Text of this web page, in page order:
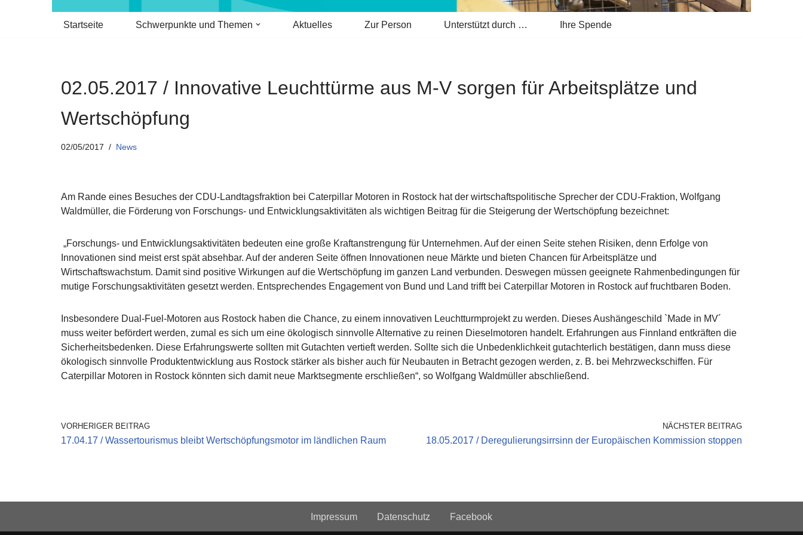
Startseite Schwerpunkte und Themen Aktuelles Zur Person Unterstützt durch … Ihre Spende
02.05.2017 / Innovative Leuchttürme aus M-V sorgen für Arbeitsplätze und
Wertschöpfung
02/05/2017 News
Am Rande eines Besuches der CDU-Landtagsfraktion bei Caterpillar Motoren in Rostock hat der wirtschaftspolitische Sprecher der CDU-Fraktion, Wolfgang
Waldmüller, die Förderung von Forschungs- und Entwicklungsaktivitäten als wichtigen Beitrag für die Steigerung der Wertschöpfung bezeichnet:
„Forschungs- und Entwicklungsaktivitäten bedeuten eine große Kraftanstrengung für Unternehmen. Auf der einen Seite stehen Risiken, denn Erfolge von
Innovationen sind meist erst spät absehbar. Auf der anderen Seite öffnen Innovationen neue Märkte und bieten Chancen für Arbeitsplätze und
Wirtschaftswachstum. Damit sind positive Wirkungen auf die Wertschöpfung im ganzen Land verbunden. Deswegen müssen geeignete Rahmenbedingungen für
mutige Forschungsaktivitäten gesetzt werden. Entsprechendes Engagement von Bund und Land trifft bei Caterpillar Motoren in Rostock auf fruchtbaren Boden.
Insbesondere Dual-Fuel-Motoren aus Rostock haben die Chance, zu einem innovativen Leuchtturmprojekt zu werden. Dieses Aushängeschild `Made in MV´
muss weiter befördert werden, zumal es sich um eine ökologisch sinnvolle Alternative zu reinen Dieselmotoren handelt. Erfahrungen aus Finnland entkräften die
Sicherheitsbedenken. Diese Erfahrungswerte sollten mit Gutachten vertieft werden. Sollte sich die Unbedenklichkeit gutachterlich bestätigen, dann muss diese
ökologisch sinnvolle Produktentwicklung aus Rostock stärker als bisher auch für Neubauten in Betracht gezogen werden, z. B. bei Mehrzweckschiffen. Für
Caterpillar Motoren in Rostock könnten sich damit neue Marktsegmente erschließen“, so Wolfgang Waldmüller abschließend.
VORHERIGER BEITRAG
17.04.17 / Wassertourismus bleibt Wertschöpfungsmotor im ländlichen Raum
NÄCHSTER BEITRAG
18.05.2017 / Deregulierungsirrsinn der Europäischen Kommission stoppen
Impressum Datenschutz Facebook